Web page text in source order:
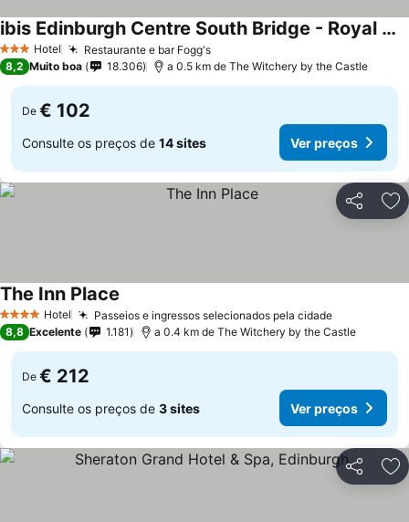
3 EstrelasHotel Restaurante e bar Fogg'sVer preços
ibis Edinburgh Centre South Bridge - Royal Mile
Ver preços
8,2 Muito boa 18.306 a 0.5 km de The Witchery by the Castle
De € 102
Consulte os preços de 14 sites Ver preços
Partilhar
4 EstrelasHotel Passeios e ingressos selecionados pela cidadeVer preços
The Inn Place
8,8 Excelente 1.181 a 0.4 km de The Witchery by the Castle
De € 212
Consulte os preços de 3 sites Ver preços
Partilhar